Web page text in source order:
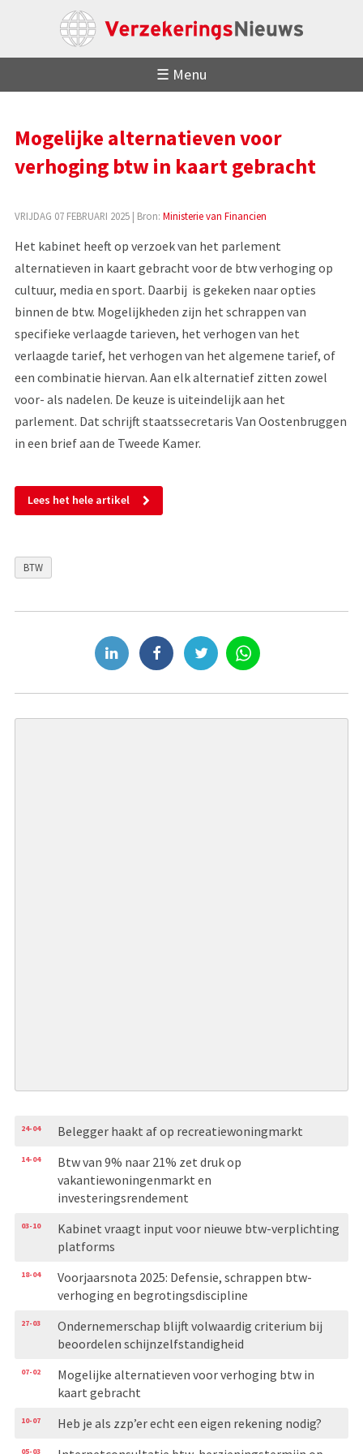
☰ Menu
Mogelijke alternatieven voor
verhoging btw in kaart gebracht
VRIJDAG 07 FEBRUARI 2025| Bron: Ministerie van Financien
Het kabinet heeft op verzoek van het parlement
alternatieven in kaart gebracht voor de btw verhoging op
cultuur, media en sport. Daarbij is gekeken naar opties
binnen de btw. Mogelijkheden zijn het schrappen van
specifieke verlaagde tarieven, het verhogen van het
verlaagde tarief, het verhogen van het algemene tarief, of
een combinatie hiervan. Aan elk alternatief zitten zowel
voor- als nadelen. De keuze is uiteindelijk aan het
parlement. Dat schrijft staatssecretaris Van Oostenbruggen
in een brief aan de Tweede Kamer.
Lees het hele artikel
BTW
24-04 Belegger haakt af op recreatiewoningmarkt
14-04
Btw van 9% naar 21% zet druk op
vakantiewoningenmarkt en
investeringsrendement
03-10
Kabinet vraagt input voor nieuwe btw-verplichting
platforms
18-04
Voorjaarsnota 2025: Defensie, schrappen btw-
verhoging en begrotingsdiscipline
27-03
Ondernemerschap blijft volwaardig criterium bij
beoordelen schijnzelfstandigheid
07-02
Mogelijke alternatieven voor verhoging btw in
kaart gebracht
10-07 Heb je als zzp’er echt een eigen rekening nodig?
05-03